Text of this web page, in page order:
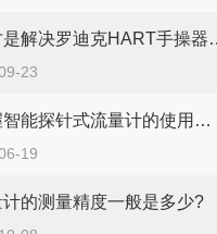
原来这才是解决
23
快速掌握智能探针式流量计的使用秘籍
19
的测量精度一般是多少?